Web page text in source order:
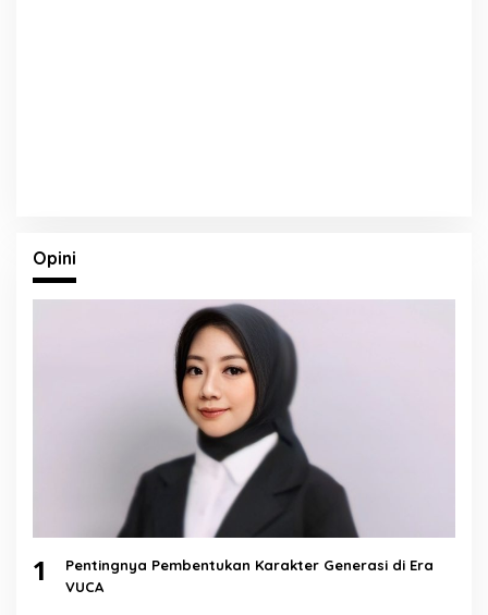
Opini
1
Pentingnya Pembentukan Karakter Generasi di Era
VUCA